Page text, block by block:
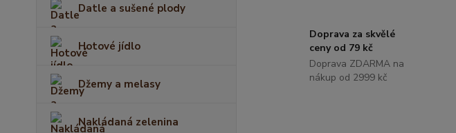
Datle a sušené plody
Hotové jídlo
Džemy a melasy
Nakládaná zelenina
Doprava za skvělé
ceny od 79 kč
Doprava ZDARMA na
nákup od 2999 kč